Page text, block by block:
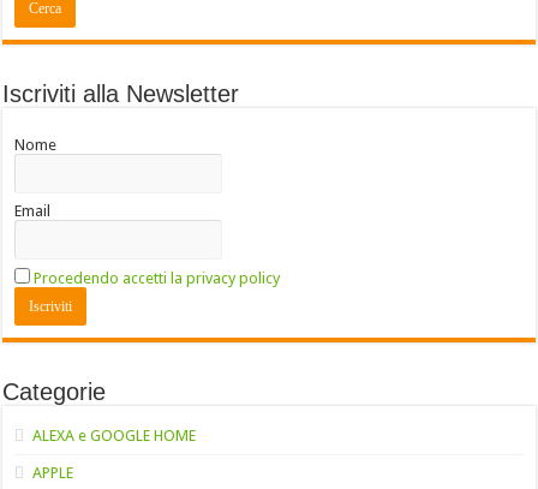
Iscriviti alla Newsletter
Nome
Email
Procedendo accetti la privacy policy
Categorie
ALEXA e GOOGLE HOME
APPLE